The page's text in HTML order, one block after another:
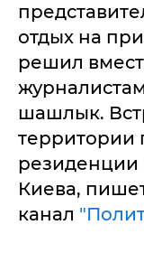
отдых на
решил
шашлык.
территории
резиденции
Киева,
канал